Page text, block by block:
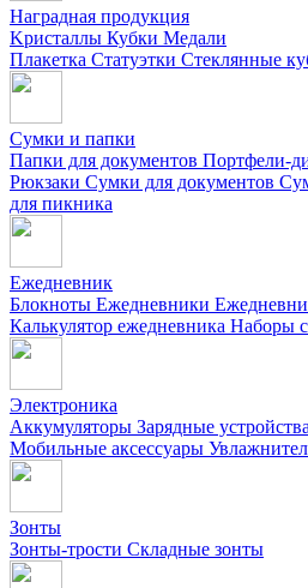
Наградная продукция
Kристаллы Кубки Медали
Плакетка Статуэтки Стеклянные
Сумки и папки
Папки для документов Портфели-
Рюкзаки Сумки для документов
для пикника
Ежедневник
Блокноты Ежедневники
Калькулятор ежедневника Наборы
Электроника
Аккумуляторы Зарядные устройства
Мобильные аксессуары
Зонты
Зонты-трости Складные зонты